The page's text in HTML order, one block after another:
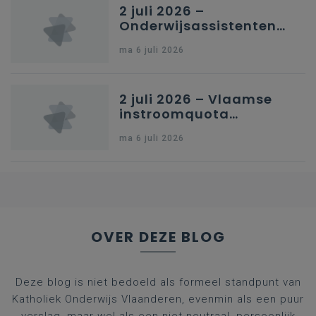
2 juli 2026 –
Onderwijsassistenten
kleuteronderwijs
ma 6 juli 2026
2 juli 2026 – Vlaamse
instroomquota
federale RIZIV-
ma 6 juli 2026
OVER DEZE BLOG
Deze blog is niet bedoeld als formeel standpunt van
Katholiek Onderwijs Vlaanderen, evenmin als een puur